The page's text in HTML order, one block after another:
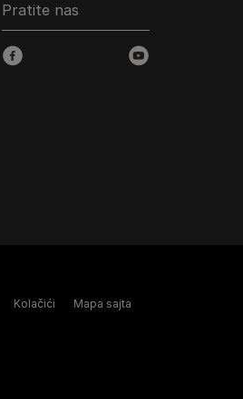
Pratite nas
facebook youtube
Kolačići Mapa sajta